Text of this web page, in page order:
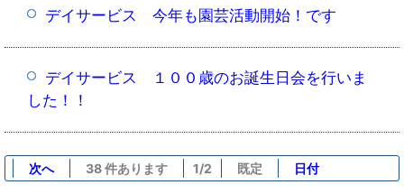
デイサービス 今年も園芸活動開始！です
デイサービス １００歳のお誕生日会を行いま
した！！
次へ 38 件あります 1/2 既定 日付